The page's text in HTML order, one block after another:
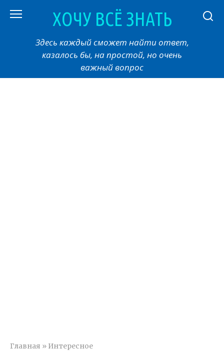
ХОЧУ ВСЁ ЗНАТЬ
Здесь каждый сможет найти ответ,
казалось бы, на простой, но очень
важный вопрос
Главная » Интересное